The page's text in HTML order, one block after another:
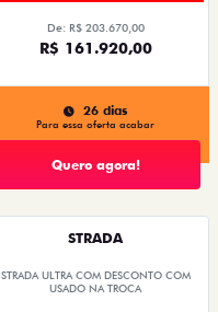
De: R$ 203.670,00
R$ 161.920,00
26 dias
Para essa oferta acabar
Quero agora!
STRADA
STRADA ULTRA COM DESCONTO COM
USADO NA TROCA